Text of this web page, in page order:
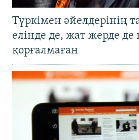
Түркімен әйелдерінің
елінде де, жат жерде
қорғалмаған